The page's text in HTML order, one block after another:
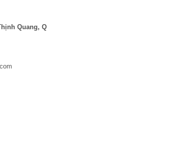
Quang, Q